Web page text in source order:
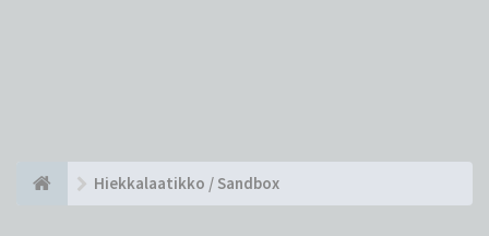
Hiekkalaatikko / Sandbox